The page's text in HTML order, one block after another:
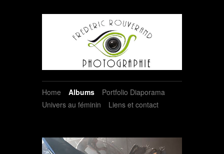
Home Albums
Portfolio Diaporama
Univers au féminin
Liens et contact